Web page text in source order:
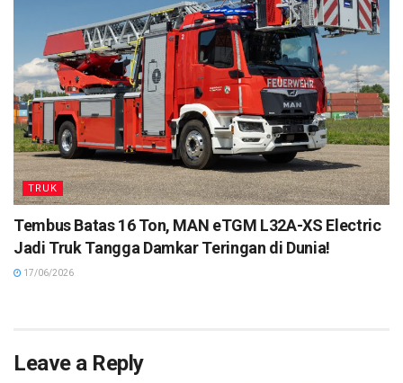
TRUK
Tembus Batas 16 Ton, MAN eTGM L32A-XS Electric
Jadi Truk Tangga Damkar Teringan di Dunia!
17/06/2026
Leave a Reply